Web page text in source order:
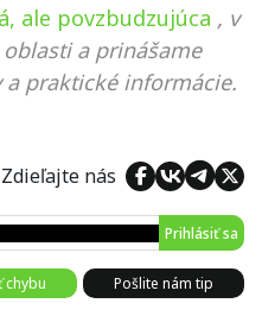
ale povzbudzujúca , v
a prinášame
praktické informácie.
Zdieľajte nás
Prihlásiť sa
chybu Pošlite nám tip